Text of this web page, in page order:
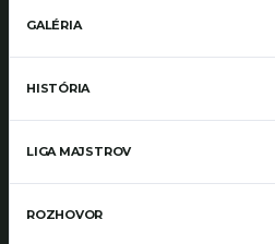
GALÉRIA
HISTÓRIA
LIGA MAJSTROV
ROZHOVOR